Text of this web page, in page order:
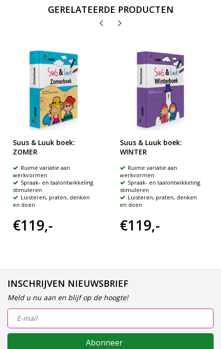
GERELATEERDE PRODUCTEN
Suus & Luuk boek:
ZOMER
Ruime variatie aan
werkvormen
Spraak- en taalontwikkeling
stimuleren
Luisteren, praten, denken
en doen
€119,-
Suus & Luuk boek:
WINTER
Ruime variatie aan
werkvormen
Spraak- en taalontwikkeling
stimuleren
Luisteren, praten, denken
en doen
€119,-
INSCHRIJVEN NIEUWSBRIEF
Meld u nu aan en blijf op de hoogte!
Abonneer